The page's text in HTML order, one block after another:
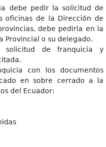
debe pedir la solicitud de
oficinas de la Dirección de
debe pedirla en la
Provincial o su delegado.
solicitud de franquicia y
con los documentos
en sobre cerrado a la
del Ecuador: